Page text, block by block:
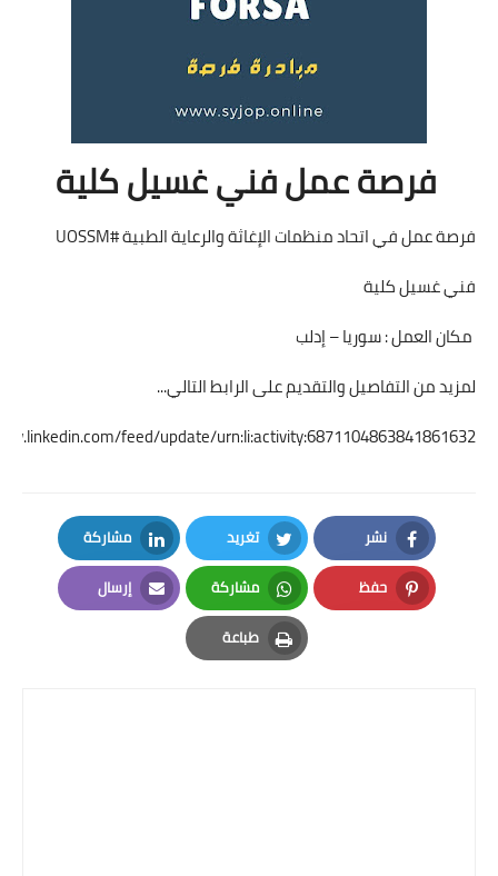
فرصة عمل فني غسيل كلية
فرصة عمل في اتحاد منظمات الإغاثة والرعاية الطبية #UOSSM
فني غسيل كلية
مكان العمل : سوريا – إدلب
لمزيد من التفاصيل والتقديم على الرابط التالي...
feed/update/urn:li:activity:6871104863841861632
نشر
Facebook
تغريد
Twitter
مشاركة
LinkedIn
حفظ
Pinterest
مشاركة
Whatsapp
إرسال
Email
طباعة
Print